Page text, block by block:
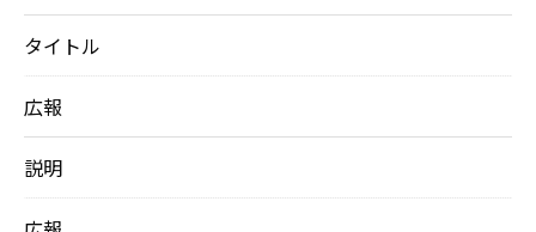
＜個人情報の委託について＞
個人情報を外部に委託する場合があります。
これらの委託先に対しては個人情報保護契約等の措
置をとり、適切な監督を行います。
タイトル
広報
説明